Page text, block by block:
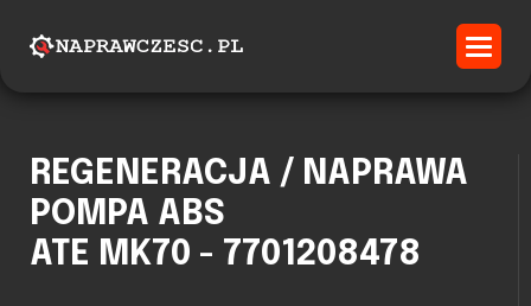
REGENERACJA / NAPRAWA
POMPA ABS
ATE MK70 - 7701208478